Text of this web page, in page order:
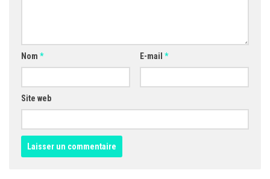
Nom * E-mail *
Site web